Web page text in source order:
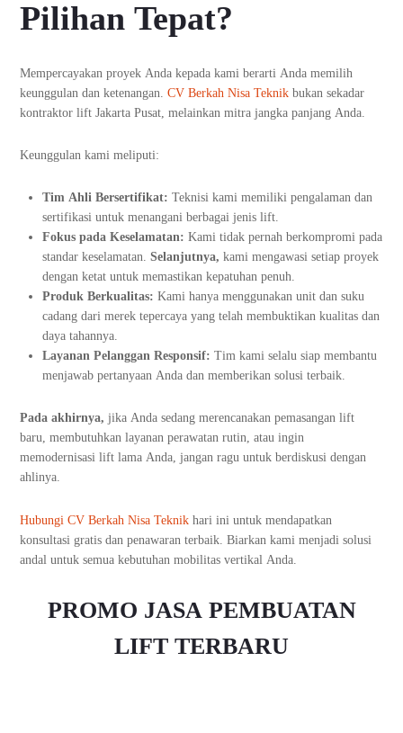
Pilihan Tepat?
Mempercayakan proyek Anda kepada kami berarti Anda memilih
keunggulan dan ketenangan.CV Berkah Nisa Teknik bukan sekadar
kontraktor lift Jakarta Pusat, melainkan mitra jangka panjang Anda.
Keunggulan kami meliputi:
Tim Ahli Bersertifikat: Teknisi kami memiliki pengalaman dan
sertifikasi untuk menangani berbagai jenis lift.
Fokus pada Keselamatan: Kami tidak pernah berkompromi pada
standar keselamatan.Selanjutnya, kami mengawasi setiap proyek
dengan ketat untuk memastikan kepatuhan penuh.
Produk Berkualitas: Kami hanya menggunakan unit dan suku
cadang dari merek tepercaya yang telah membuktikan kualitas dan
daya tahannya.
Layanan Pelanggan Responsif: Tim kami selalu siap membantu
menjawab pertanyaan Anda dan memberikan solusi terbaik.
Pada akhirnya, jika Anda sedang merencanakan pemasangan lift
baru, membutuhkan layanan perawatan rutin, atau ingin
memodernisasi lift lama Anda, jangan ragu untuk berdiskusi dengan
ahlinya.
Hubungi CV Berkah Nisa Teknik hari ini untuk mendapatkan
konsultasi gratis dan penawaran terbaik. Biarkan kami menjadi solusi
andal untuk semua kebutuhan mobilitas vertikal Anda.
PROMO JASA PEMBUATAN
LIFT TERBARU